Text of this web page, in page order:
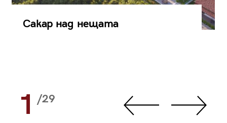
Сакар над нещата
1 /29